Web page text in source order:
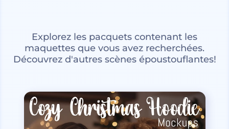
Explorez les pacquets contenant les
maquettes que vous avez recherchées.
Découvrez d'autres scènes époustouflantes!